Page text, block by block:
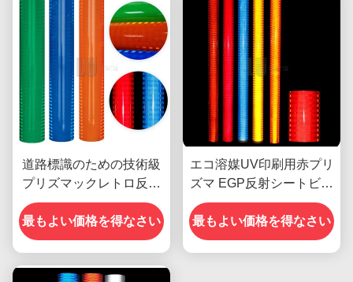
道路標識のための技術級
プリズマックレトロ反射
シート
最もよい価格を得なさい
エコ溶媒UV印刷用赤プリ
ズマ EGP反射シートビニ
ール
最もよい価格を得なさい